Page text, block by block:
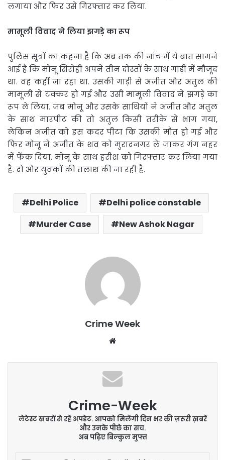
लगाया और फिर उसे गिरफ्तार कर लिया.
मामूली विवाद ने लिया झगड़े का रूप
पुलिस सूत्रों का कहना है कि अब तक की जांच में ये बात सामने
आई है कि मोनू सिरोही अपने तीन दोस्तों के साथ गाड़ी में मौजूद
था. वह कहीं जा रहा था. उसकी गाड़ी से अजीत और अतुल की
मामूली से टक्कर हो गई और उसी मामूली विवाद ने झगड़े का
रूप ले लिया. जब मोनू और उसके साथियों ने अजीत और अतुल
के साथ मारपीट की तो अतुल किसी तरीके से भाग गया,
लेकिन अजीत को इस कदर पीटा कि उसकी मौत हो गई और
फिर मोनू ने अजीत के शव को मुरादनगर ले जाकर गंग नहर
में फेंक दिया. मोनू के साथ हरीश को गिरफ्तार कर लिया गया
है. दो और युवकों की तलाश की जा रही है.
Delhi Police
Delhi police constable
Murder Case
New Ashok Nagar
Crime Week
Crime-Week
लेटेस्ट खबरों से रहें अपडेट. आपको मिलेंगी दिन भर की ज़रूरी ख़बरें
और उनके पीछे का सच.
अब पढ़िए बिल्कुल मुफ्त